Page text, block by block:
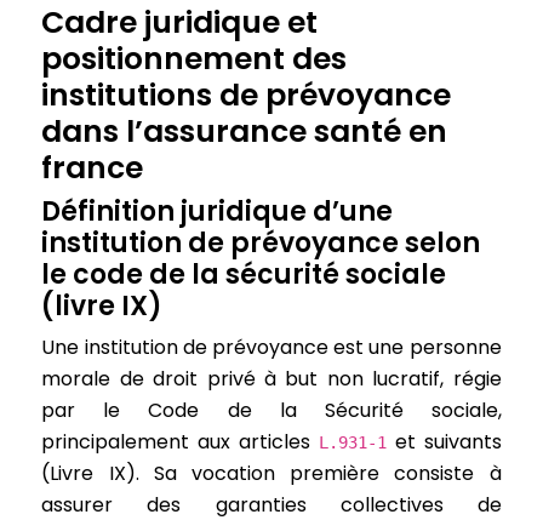
Cadre juridique et
positionnement des
institutions de prévoyance
dans l’assurance santé en
france
Définition juridique d’une
institution de prévoyance selon
le code de la sécurité sociale
(livre IX)
Une institution de prévoyance est une personne
morale de droit privé à but non lucratif, régie
par le Code de la Sécurité sociale,
principalement aux articles L.931-1et suivants
(Livre IX). Sa vocation première consiste à
assurer des garanties collectives de